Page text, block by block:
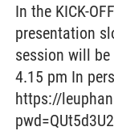
In the KICK-
presentation
session will
4.15 pm In
https://